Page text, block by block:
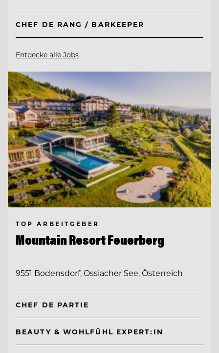
CHEF DE RANG / BARKEEPER
Entdecke alle Jobs
TOP ARBEITGEBER
Mountain Resort Feuerberg
9551 Bodensdorf, Ossiacher See, Österreich
CHEF DE PARTIE
BEAUTY & WOHLFÜHL EXPERT:IN